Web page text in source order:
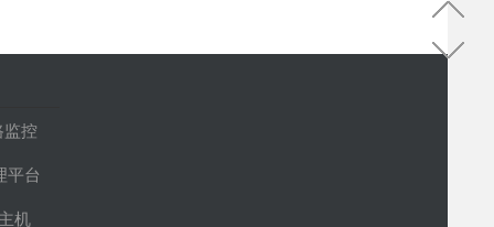
控
平台
机